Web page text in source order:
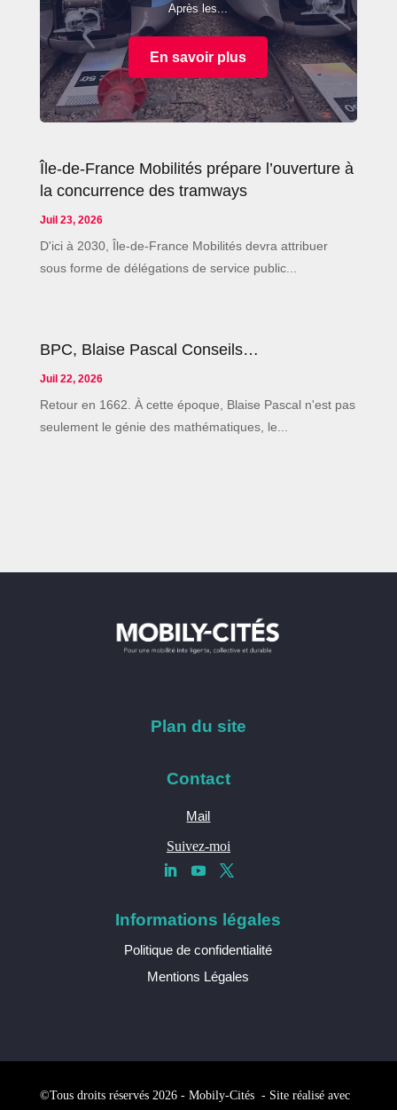
Après les...
En savoir plus
Île-de-France Mobilités prépare l’ouverture à
la concurrence des tramways
Juil 23, 2026
D'ici à 2030, Île-de-France Mobilités devra attribuer
sous forme de délégations de service public...
BPC, Blaise Pascal Conseils…
Juil 22, 2026
Retour en 1662. À cette époque, Blaise Pascal n'est pas
seulement le génie des mathématiques, le...
Plan du site
Contact
Mail
Suivez-moi
Informations légales
Politique de confidentialité
Mentions Légales
©Tous droits réservés 2026 - Mobily-Cités - Site réalisé avec